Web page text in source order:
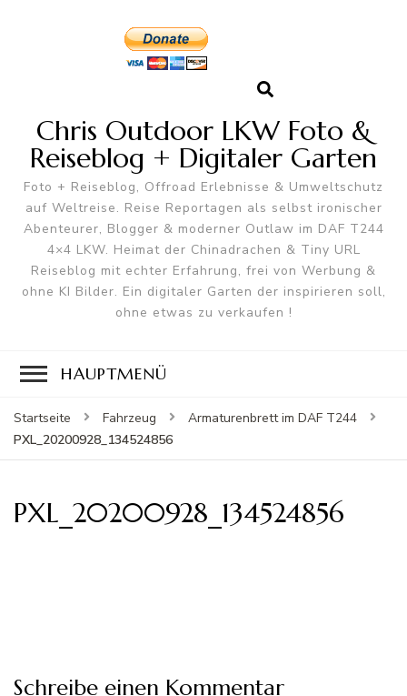
Chris Outdoor LKW Foto &
Reiseblog + Digitaler Garten
Foto + Reiseblog, Offroad Erlebnisse & Umweltschutz
auf Weltreise. Reise Reportagen als selbst ironischer
Abenteurer, Blogger & moderner Outlaw im DAF T244
4×4 LKW. Heimat der Chinadrachen & Tiny URL
Reiseblog mit echter Erfahrung, frei von Werbung &
ohne KI Bilder. Ein digitaler Garten der inspirieren soll,
ohne etwas zu verkaufen !
HAUPTMENÜ
Startseite Fahrzeug
Armaturenbrett im DAF T244
PXL_20200928_134524856
PXL_20200928_134524856
Schreibe einen Kommentar